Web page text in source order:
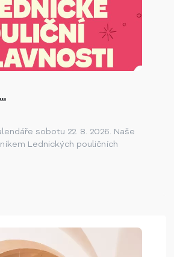
sobotu 22. 8. 2026. Naše
Lednických pouličních